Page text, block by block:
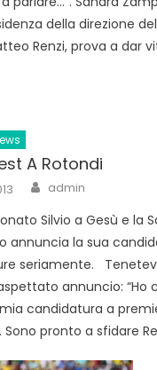
della direzione
Renzi, prova a dar
A Rotondi
Author
admin
Silvio a Gesù e la
annuncia la sua
seriamente.
annuncio:
candidatura a
pronto a sfidare